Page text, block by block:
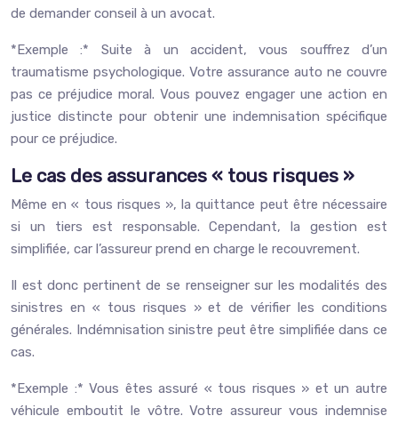
de demander conseil à un avocat.
*Exemple :* Suite à un accident, vous souffrez d’un
traumatisme psychologique. Votre assurance auto ne couvre
pas ce préjudice moral. Vous pouvez engager une action en
justice distincte pour obtenir une indemnisation spécifique
pour ce préjudice.
Le cas des assurances « tous risques »
Même en « tous risques », la quittance peut être nécessaire
si un tiers est responsable. Cependant, la gestion est
simplifiée, car l’assureur prend en charge le recouvrement.
Il est donc pertinent de se renseigner sur les modalités des
sinistres en « tous risques » et de vérifier les conditions
générales. Indémnisation sinistre peut être simplifiée dans ce
cas.
*Exemple :* Vous êtes assuré « tous risques » et un autre
véhicule emboutit le vôtre. Votre assureur vous indemnise